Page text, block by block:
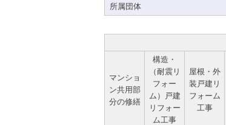
所属団体
マンショ
ン共用部
分の修繕
構造・
（耐震リ
フォー
ム）戸建
リフォー
ム工事
屋根・外
装戸建リ
フォーム
工事